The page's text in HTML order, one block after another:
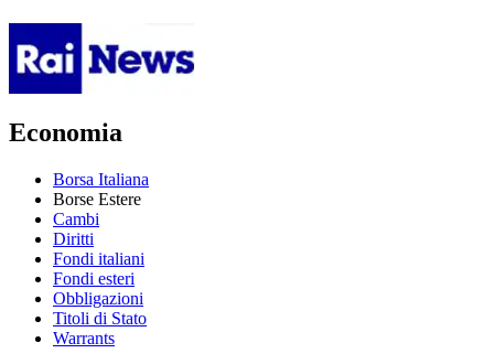
Economia
Borsa Italiana
Borse Estere
Cambi
Diritti
Fondi italiani
Fondi esteri
Obbligazioni
Titoli di Stato
Warrants